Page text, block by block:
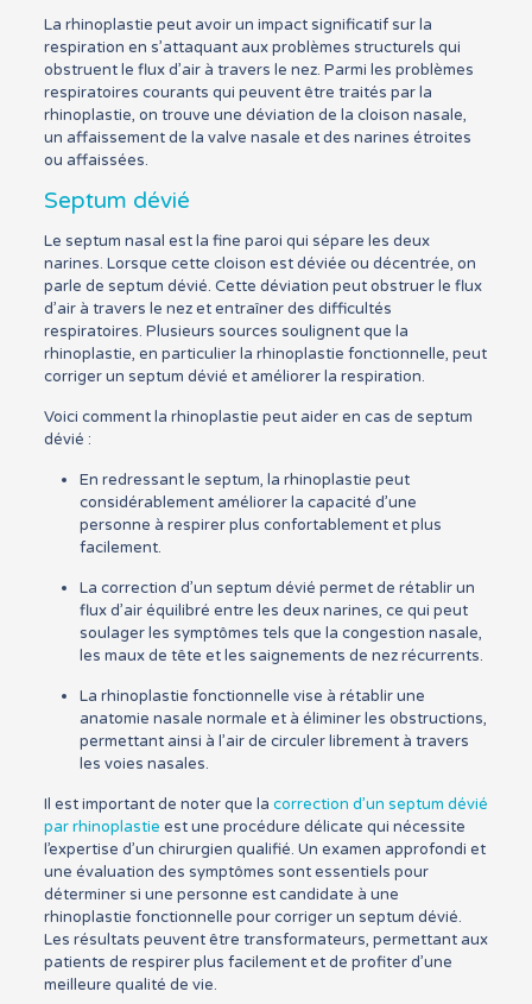
La rhinoplastie peut avoir un impact significatif sur la
respiration en s’attaquant aux problèmes structurels qui
obstruent le flux d’air à travers le nez. Parmi les problèmes
respiratoires courants qui peuvent être traités par la
rhinoplastie, on trouve une déviation de la cloison nasale,
un affaissement de la valve nasale et des narines étroites
ou affaissées.
Septum dévié
Le septum nasal est la fine paroi qui sépare les deux
narines. Lorsque cette cloison est déviée ou décentrée, on
parle de septum dévié. Cette déviation peut obstruer le flux
d’air à travers le nez et entraîner des difficultés
respiratoires. Plusieurs sources soulignent que la
rhinoplastie, en particulier la rhinoplastie fonctionnelle, peut
corriger un septum dévié et améliorer la respiration.
Voici comment la rhinoplastie peut aider en cas de septum
dévié :
En redressant le septum, la rhinoplastie peut
considérablement améliorer la capacité d’une
personne à respirer plus confortablement et plus
facilement.
La correction d’un septum dévié permet de rétablir un
flux d’air équilibré entre les deux narines, ce qui peut
soulager les symptômes tels que la congestion nasale,
les maux de tête et les saignements de nez récurrents.
La rhinoplastie fonctionnelle vise à rétablir une
anatomie nasale normale et à éliminer les obstructions,
permettant ainsi à l’air de circuler librement à travers
les voies nasales.
Il est important de noter que la correction d’un septum dévié
par rhinoplastie est une procédure délicate qui nécessite
l’expertise d’un chirurgien qualifié. Un examen approfondi et
une évaluation des symptômes sont essentiels pour
déterminer si une personne est candidate à une
rhinoplastie fonctionnelle pour corriger un septum dévié.
Les résultats peuvent être transformateurs, permettant aux
patients de respirer plus facilement et de profiter d’une
meilleure qualité de vie.